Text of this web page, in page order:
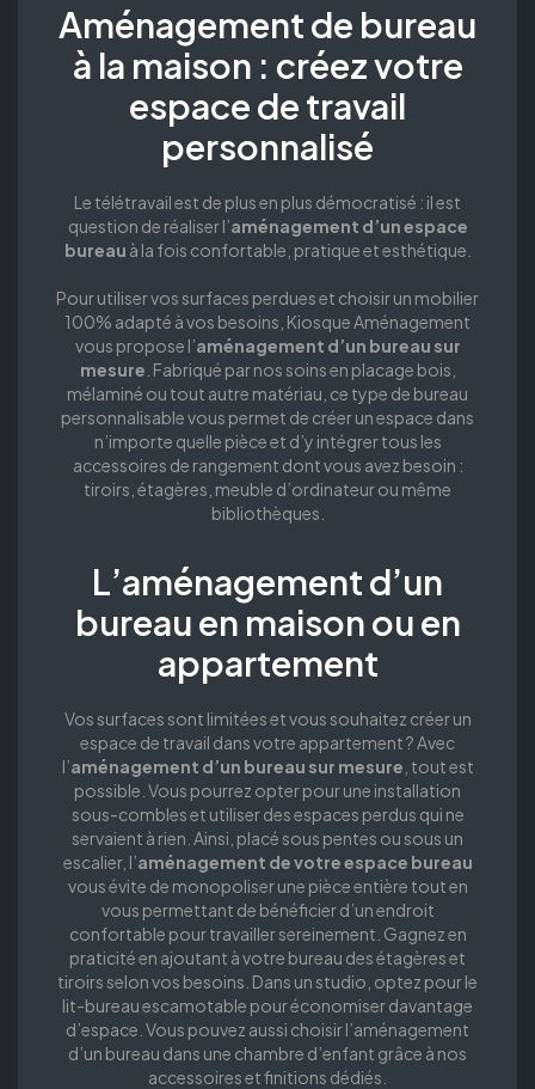
Aménagement de bureau
à la maison : créez votre
espace de travail
personnalisé
Le télétravail est de plus en plus démocratisé : il est
question de réaliser l’aménagement d’un espace
bureau à la fois confortable, pratique et esthétique.
Pour utiliser vos surfaces perdues et choisir un mobilier
100% adapté à vos besoins, Kiosque Aménagement
vous propose l’aménagement d’un bureau sur
mesure . Fabriqué par nos soins en placage bois,
mélaminé ou tout autre matériau, ce type de bureau
personnalisable vous permet de créer un espace dans
n’importe quelle pièce et d’y intégrer tous les
accessoires de rangement dont vous avez besoin :
tiroirs, étagères, meuble d’ordinateur ou même
bibliothèques.
L’aménagement d’un
bureau en maison ou en
appartement
Vos surfaces sont limitées et vous souhaitez créer un
espace de travail dans votre appartement ? Avec
l’aménagement d’un bureau sur mesure , tout est
possible. Vous pourrez opter pour une installation
sous-combles et utiliser des espaces perdus qui ne
servaient à rien. Ainsi, placé sous pentes ou sous un
escalier, l’aménagement de votre espace bureau
vous évite de monopoliser une pièce entière tout en
vous permettant de bénéficier d’un endroit
confortable pour travailler sereinement. Gagnez en
praticité en ajoutant à votre bureau des étagères et
tiroirs selon vos besoins. Dans un studio, optez pour le
lit-bureau escamotable pour économiser davantage
d’espace. Vous pouvez aussi choisir l’aménagement
d’un bureau dans une chambre d’enfant grâce à nos
accessoires et finitions dédiés.